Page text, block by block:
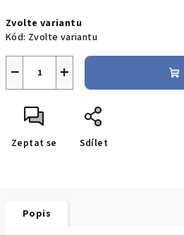
cena:
Zvolte variantu
Kód: Zvolte variantu
+
−
Zeptat se Sdílet
Popis